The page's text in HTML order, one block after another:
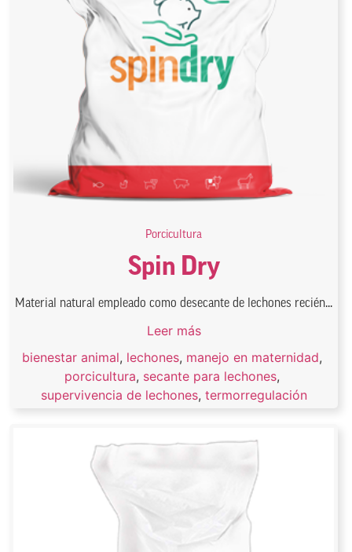
Porcicultura
Spin Dry
Material natural empleado como desecante de lechones recién...
Leer más
bienestar animal, lechones, manejo en maternidad,
porcicultura, secante para lechones,
supervivencia de lechones, termorregulación